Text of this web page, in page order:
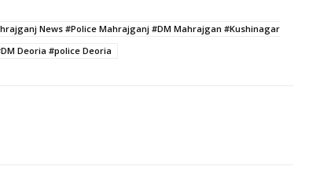
News #Police Mahrajganj #DM Mahrajgan #Kushinagar
Deoria #police Deoria